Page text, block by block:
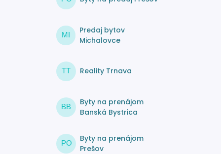
MI
Predaj bytov
Michalovce
TT Reality Trnava
BB
Byty na prenájom
Banská Bystrica
PO
Byty na prenájom
Prešov